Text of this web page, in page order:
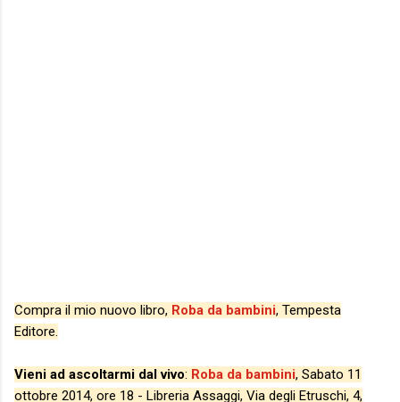
Compra il mio nuovo libro, Roba da bambini, Tempesta
Editore.
Vieni ad ascoltarmi dal vivo: Roba da bambini, Sabato 11
ottobre 2014, ore 18 - Libreria Assaggi, Via degli Etruschi, 4,